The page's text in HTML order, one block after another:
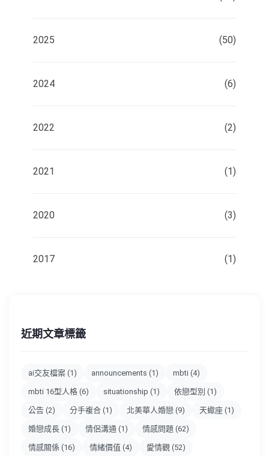
2025 (50)
2024 (6)
2022 (2)
2021 (1)
2020 (3)
2017 (1)
近期文章標籤
ai交友檔案 (1) announcements (1) mbti (4)
mbti 16型人格 (6) situationship (1) 依戀型別 (1)
公告 (2) 分手複合 (1) 北美華人婚戀 (9) 天蠍座 (1)
婚戀成長 (1) 情侶溝通 (1) 情感問題 (62)
情感關係 (16) 情緒價值 (4) 愛情觀 (52)